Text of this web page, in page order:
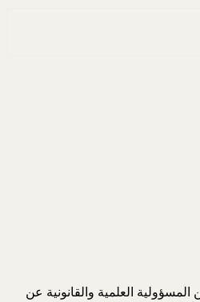
العلمية والقانونية عن